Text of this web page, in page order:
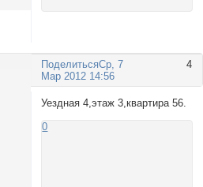
Поделиться 4
Ср, 7
Мар 2012 14:56
Уездная 4,этаж 3,квартира 56.
0